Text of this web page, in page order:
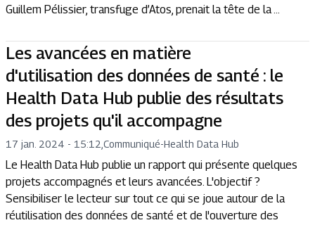
Guillem Pélissier, transfuge d’Atos, prenait la tête de la ...
Les avancées en matière
d'utilisation des données de santé : le
Health Data Hub publie des résultats
des projets qu'il accompagne
17 jan. 2024 - 15:12 Communiqué-Health Data Hub
Le Health Data Hub publie un rapport qui présente quelques
projets accompagnés et leurs avancées. L'objectif ?
Sensibiliser le lecteur sur tout ce qui se joue autour de la
réutilisation des données de santé et de l'ouverture des